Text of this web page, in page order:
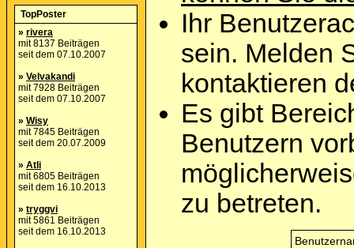
TopPoster
» rivera
mit 8137 Beiträgen
seit dem 07.10.2007
» Velvakandi
mit 7928 Beiträgen
seit dem 07.10.2007
» Wisy
mit 7845 Beiträgen
seit dem 20.07.2009
» Atli
mit 6805 Beiträgen
seit dem 16.10.2013
» tryggvi
mit 5861 Beiträgen
seit dem 16.10.2013
Ihr
sein. Melden
kontaktieren
Es gibt
Benutzern
zu betreten.